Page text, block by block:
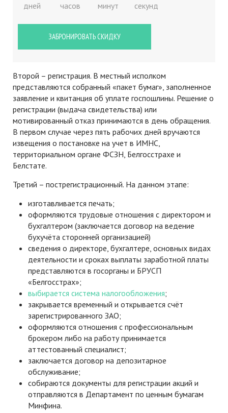
дней часов минут секунд
ЗАБРОНИРОВАТЬ СКИДКУ
Второй – регистрация. В местный исполком
представляются собранный «пакет бумаг», заполненное
заявление и квитанция об уплате госпошлины. Решение о
регистрации (выдача свидетельства) или
мотивированный отказ принимаются в день обращения.
В первом случае через пять рабочих дней вручаются
извещения о постановке на учет в ИМНС,
территориальном органе ФСЗН, Белгосстрахе и
Белстате.
Третий – пострегистрационный. На данном этапе:
изготавливается печать;
оформляются трудовые отношения с директором и
бухгалтером (заключается договор на ведение
бухучёта сторонней организацией)
сведения о директоре, бухгалтере, основных видах
деятельности и сроках выплаты заработной платы
представляются в госорганы и БРУСП
«Белгосстрах»;
выбирается система налогообложения;
закрывается временный и открывается счёт
зарегистрированного ЗАО;
оформляются отношения с профессиональным
брокером либо на работу принимается
аттестованный специалист;
заключается договор на депозитарное
обслуживание;
собираются документы для регистрации акций и
отправляются в Департамент по ценным бумагам
Минфина.